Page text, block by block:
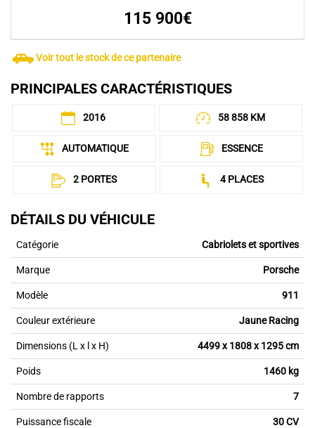
115 900€
Voir tout le stock de ce partenaire
PRINCIPALES CARACTÉRISTIQUES
2016 58 858 KM
AUTOMATIQUE ESSENCE
2 PORTES 4 PLACES
DÉTAILS DU VÉHICULE
Catégorie Cabriolets et sportives
Marque Porsche
Modèle 911
Couleur extérieure Jaune Racing
Dimensions (L x l x H) 4499 x 1808 x 1295 cm
Poids 1460 kg
Nombre de rapports 7
Puissance fiscale 30 CV